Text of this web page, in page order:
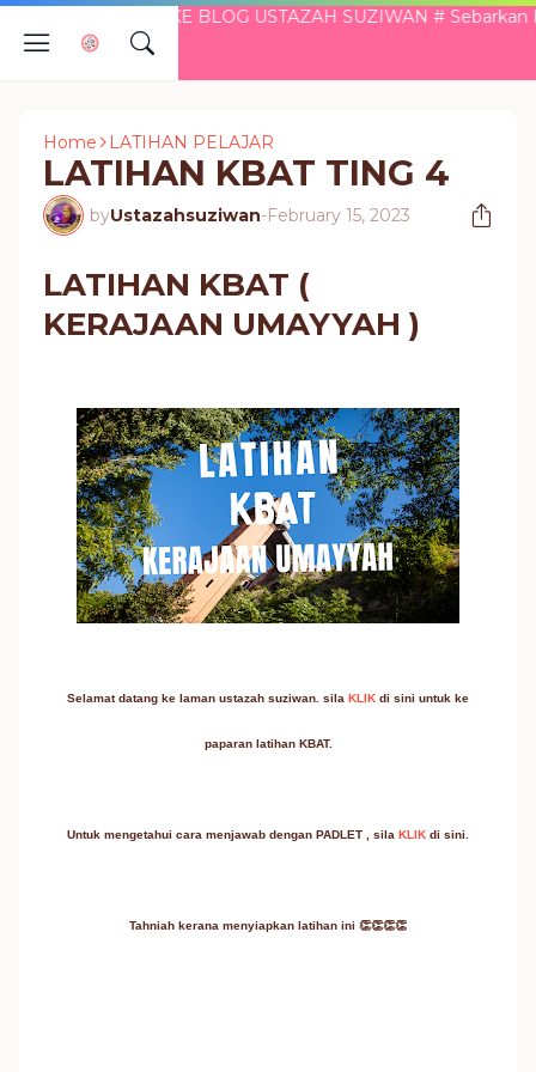
DATANG KE BLOG USTAZAH SUZIWAN # Sebarkan
Home LATIHAN PELAJAR
LATIHAN KBAT TING 4
byUstazahsuziwan-February 15, 2023
LATIHAN KBAT (
KERAJAAN UMAYYAH )
Selamat datang ke laman ustazah suziwan. sila KLIK di sini untuk ke
paparan latihan KBAT.
Untuk mengetahui cara menjawab dengan PADLET , sila KLIK di sini.
Tahniah kerana menyiapkan latihan ini 👏👏👏👏